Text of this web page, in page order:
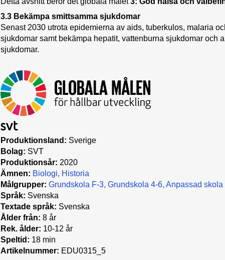
3.3 Bekämpa smittsamma sjukdomar
Senast 2030 utrota epidemierna av aids, tuberkulos, malaria
sjukdomar samt bekämpa hepatit, vattenburna sjukdomar och
sjukdomar.
Produktionsland: Sverige
Bolag: SVT
Produktionsår: 2020
Ämnen: Biologi
Historia
Målgrupper: Grundskola F-3 Grundskola 4-6 Anpassad skola
Språk: Svenska
Textade språk: Svenska
Ålder från: 8 år
Rek. ålder: 10-12 år
Speltid: 18 min
Artikelnummer: EDU0315_5